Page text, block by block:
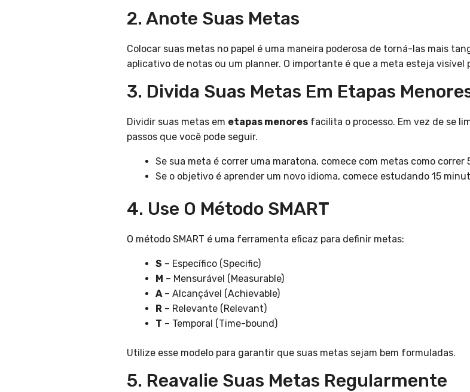
2. Anote Suas Metas
Colocar suas metas no papel é uma maneira poderosa de torná-las mais
aplicativo de notas ou um planner. O importante é que a meta esteja visível
3. Divida Suas Metas Em Etapas
Dividir suas metas em etapas menores facilita o processo. Em vez de se
passos que você pode seguir.
Se sua meta é correr uma maratona, comece com metas como correr
Se o objetivo é aprender um novo idioma, comece estudando 15
4. Use O Método SMART
O método SMART é uma ferramenta eficaz para definir metas:
S – Específico (Specific)
M – Mensurável (Measurable)
A– Alcançável (Achievable)
R – Relevante (Relevant)
T – Temporal (Time-bound)
Utilize esse modelo para garantir que suas metas sejam bem formuladas.
5. Reavalie Suas Metas Regularmente